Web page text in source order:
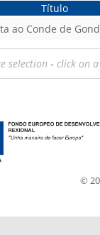
Título
ao Conde de
selection - click on
©